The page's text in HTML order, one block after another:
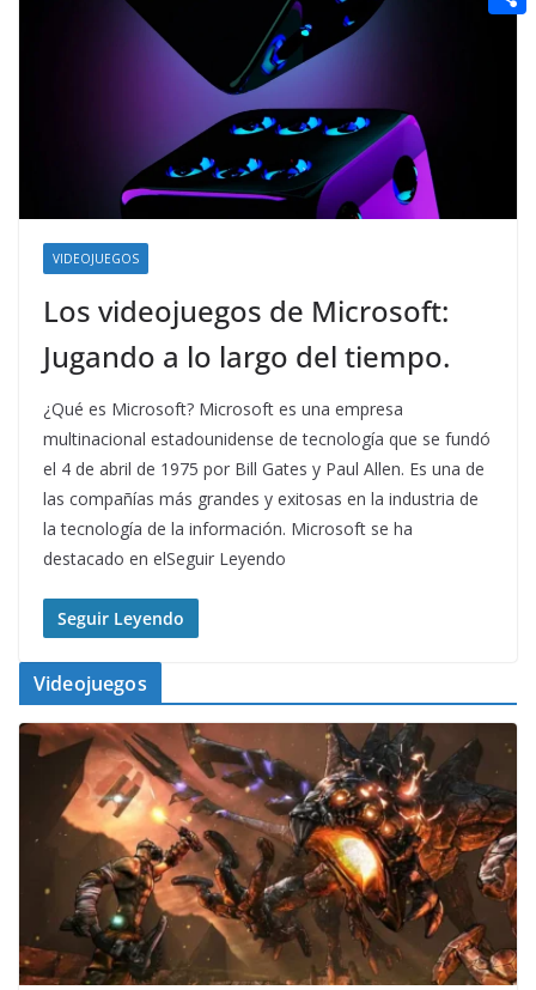
VIDEOJUEGOS
Los videojuegos de Microsoft:
Jugando a lo largo del tiempo.
¿Qué es Microsoft? Microsoft es una empresa
multinacional estadounidense de tecnología que se fundó
el 4 de abril de 1975 por Bill Gates y Paul Allen. Es una de
las compañías más grandes y exitosas en la industria de
la tecnología de la información. Microsoft se ha
destacado en elSeguir Leyendo
Seguir Leyendo
Videojuegos
n
a
r